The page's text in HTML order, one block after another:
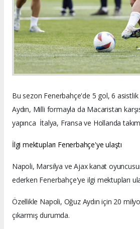
Bu sezon Fenerbahçe'de 5 gol, 6 asistlik
Aydın, Milli formayla da Macaristan
yapınca İtalya, Fransa ve Hollanda
İlgi mektupları Fenerbahçe'ye ulaştı
Napoli, Marsilya ve Ajax kanat
ederken Fenerbahçe'ye ilgi mektupları
Özellikle Napoli, Oğuz Aydın için 20
çıkarmış durumda.